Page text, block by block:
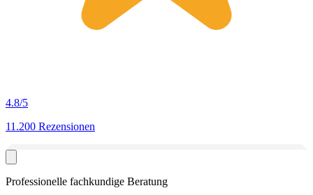
4.8/5
11.200 Rezensionen
Professionelle fachkundige Beratung